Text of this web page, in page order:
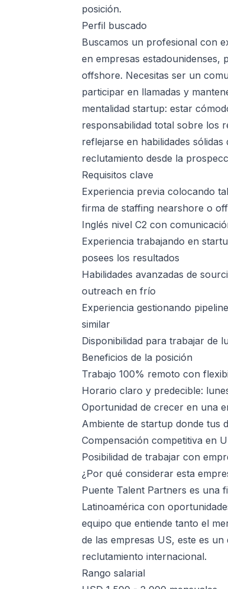
posición.
Perfil buscado
Buscamos un profesional con
en empresas estadounidenses,
offshore. Necesitas ser un
participar en llamadas y
mentalidad startup: estar
responsabilidad total sobre los
reflejarse en habilidades
reclutamiento desde la
Requisitos clave
Experiencia previa colocando
firma de staffing nearshore o
Inglés nivel C2 con
Experiencia trabajando en
posees los resultados
Habilidades avanzadas de
outreach en frío
Experiencia gestionando
similar
Disponibilidad para trabajar de
Beneficios de la posición
Trabajo 100% remoto con
Horario claro y predecible:
Oportunidad de crecer en una
Ambiente de startup donde tus
Compensación competitiva en
Posibilidad de trabajar con
¿Por qué considerar esta
Puente Talent Partners es una
Latinoamérica con
equipo que entiende tanto el
de las empresas US, este es
reclutamiento internacional.
Rango salarial